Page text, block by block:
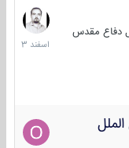
مقدس
20
اسفند
1403
21
آذر